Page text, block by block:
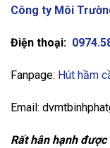
Công ty Môi
Điện thoại:
Fanpage: Hút hầm
Email:
Rất hân hạnh